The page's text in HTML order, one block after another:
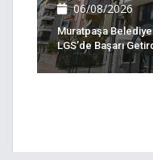
06/08/2026
Muratpaşa
LGS’de Başarı